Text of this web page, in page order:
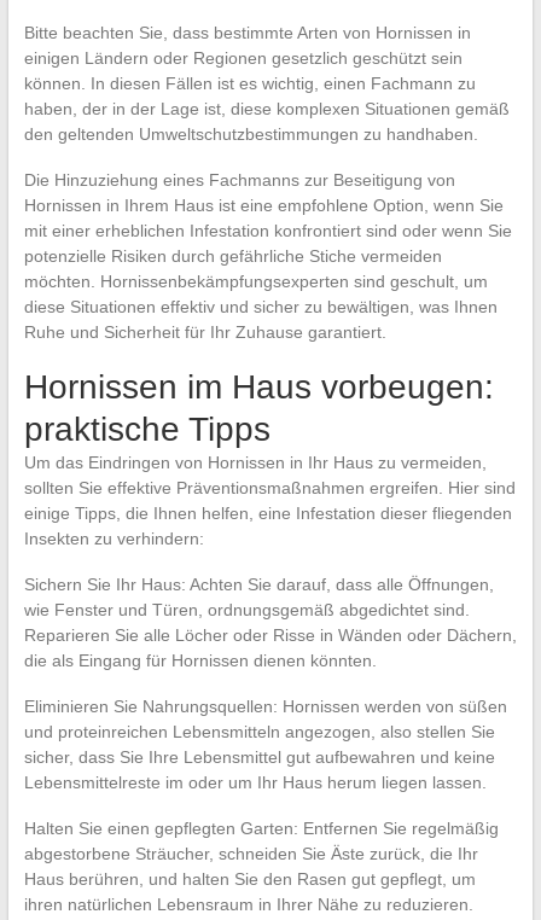
Bitte beachten Sie, dass bestimmte Arten von Hornissen in
einigen Ländern oder Regionen gesetzlich geschützt sein
können. In diesen Fällen ist es wichtig, einen Fachmann zu
haben, der in der Lage ist, diese komplexen Situationen gemäß
den geltenden Umweltschutzbestimmungen zu handhaben.
Die Hinzuziehung eines Fachmanns zur Beseitigung von
Hornissen in Ihrem Haus ist eine empfohlene Option, wenn Sie
mit einer erheblichen Infestation konfrontiert sind oder wenn Sie
potenzielle Risiken durch gefährliche Stiche vermeiden
möchten. Hornissenbekämpfungsexperten sind geschult, um
diese Situationen effektiv und sicher zu bewältigen, was Ihnen
Ruhe und Sicherheit für Ihr Zuhause garantiert.
Hornissen im Haus vorbeugen:
praktische Tipps
Um das Eindringen von Hornissen in Ihr Haus zu vermeiden,
sollten Sie effektive Präventionsmaßnahmen ergreifen. Hier sind
einige Tipps, die Ihnen helfen, eine Infestation dieser fliegenden
Insekten zu verhindern:
Sichern Sie Ihr Haus: Achten Sie darauf, dass alle Öffnungen,
wie Fenster und Türen, ordnungsgemäß abgedichtet sind.
Reparieren Sie alle Löcher oder Risse in Wänden oder Dächern,
die als Eingang für Hornissen dienen könnten.
Eliminieren Sie Nahrungsquellen: Hornissen werden von süßen
und proteinreichen Lebensmitteln angezogen, also stellen Sie
sicher, dass Sie Ihre Lebensmittel gut aufbewahren und keine
Lebensmittelreste im oder um Ihr Haus herum liegen lassen.
Halten Sie einen gepflegten Garten: Entfernen Sie regelmäßig
abgestorbene Sträucher, schneiden Sie Äste zurück, die Ihr
Haus berühren, und halten Sie den Rasen gut gepflegt, um
ihren natürlichen Lebensraum in Ihrer Nähe zu reduzieren.